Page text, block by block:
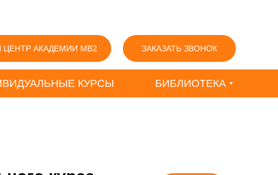
ЗАКАЗАТЬ ЗВОНОК
БИБЛИОТЕКА
КУРСЫ
АКАДЕМИИ MB2